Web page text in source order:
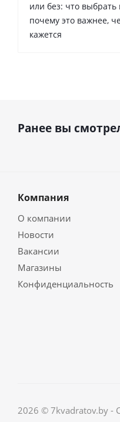
или без: что выбрать
почему это важнее,
кажется
Ранее вы
Компания
О компании
Новости
Вакансии
Магазины
Конфиденциальность
2026 © 7kvadratov.by -